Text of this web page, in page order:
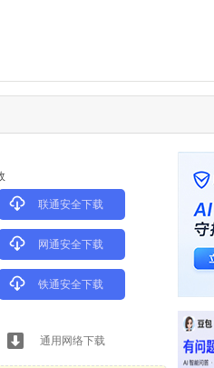
联通安全下载
网通安全下载
铁通安全下载
通用网络下载